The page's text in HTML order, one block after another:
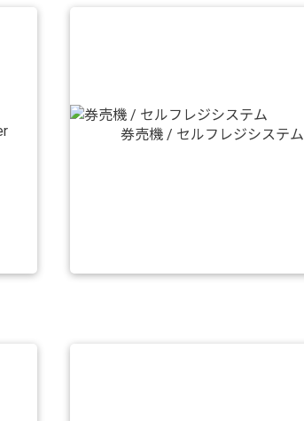
券売機 / セルフレジシステム